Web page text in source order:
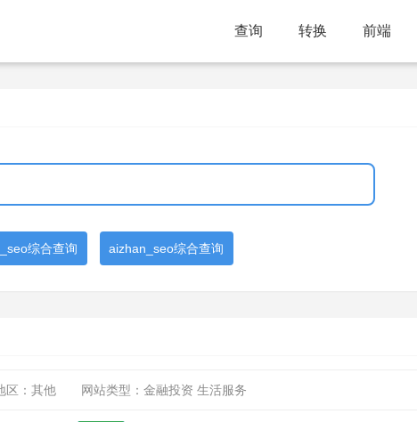
查询 转换 前端
综合查询 aizhan_seo综合查询
区：其他 网站类型：金融投资 生活服务